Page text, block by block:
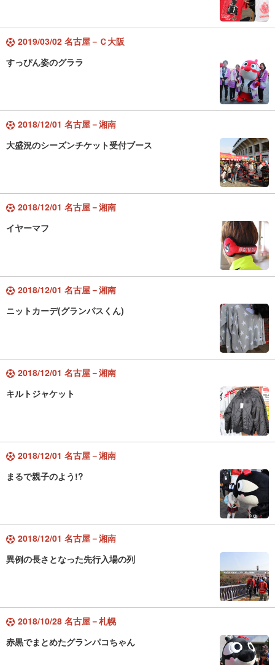
2019/03/02 名古屋－Ｃ大阪
すっぴん姿のグララ
2018/12/01 名古屋－湘南
大盛況のシーズンチケット受付ブース
2018/12/01 名古屋－湘南
イヤーマフ
2018/12/01 名古屋－湘南
ニットカーデ(グランパスくん)
2018/12/01 名古屋－湘南
キルトジャケット
2018/12/01 名古屋－湘南
まるで親子のよう!?
2018/12/01 名古屋－湘南
異例の長さとなった先行入場の列
2018/10/28 名古屋－札幌
赤黒でまとめたグランパコちゃん